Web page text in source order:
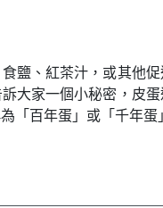
鹽、紅茶汁，或其他
大家一個小秘密，皮
「百年蛋」或「千年蛋